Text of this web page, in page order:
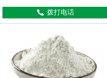
拨打电话